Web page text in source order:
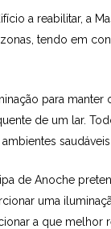
a reabilitar, a
tendo em
para
de um lar.
de Anoche
uma
a que